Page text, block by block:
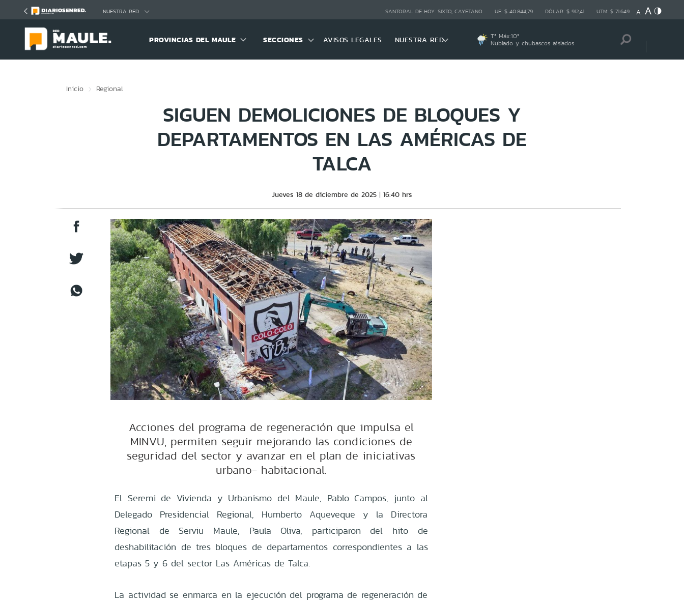
NUESTRA RED SANTORAL DE HOY: SIXTO, CAYETANO UF: $ 40.844,79 DÓLAR: $ 912,41 UTM: $ 71.649
PROVINCIAS DEL MAULE SECCIONES AVISOS LEGALES NUESTRA RED Tª Máx:10º
Nublado y chubascos aislados
Inicio Regional
SIGUEN DEMOLICIONES DE BLOQUES Y
DEPARTAMENTOS EN LAS AMÉRICAS DE
TALCA
Jueves 18 de diciembre de 2025 16:40 hrs
Acciones del programa de regeneración que impulsa el
MINVU, permiten seguir mejorando las condiciones de
seguridad del sector y avanzar en el plan de iniciativas
urbano- habitacional.
El Seremi de Vivienda y Urbanismo del Maule, Pablo Campos, junto al
Delegado Presidencial Regional, Humberto Aqueveque y la Directora
Regional de Serviu Maule, Paula Oliva, participaron del hito de
deshabilitación de tres bloques de departamentos correspondientes a las
etapas 5 y 6 del sector Las Américas de Talca.
La actividad se enmarca en la ejecución del programa de regeneración de